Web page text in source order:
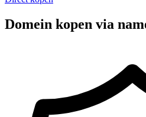
Domein kopen via